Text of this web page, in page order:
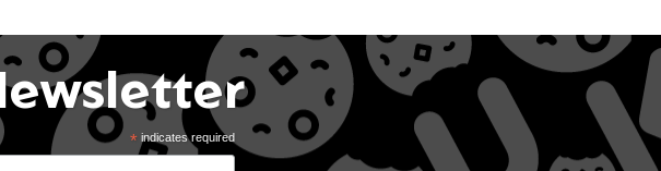
*indicates required